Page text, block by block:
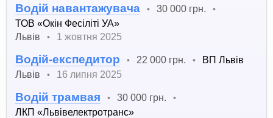
Водій навантажувача • 30 000 грн. •
ТОВ «Окін Фесіліті УА»
Львів
• 1 жовтня 2025
Водій-експедитор • 22 000 грн. •
ВП Львів
Львів
• 16 липня 2025
Водій трамвая • 30 000 грн. •
ЛКП «Львівелектротранс»